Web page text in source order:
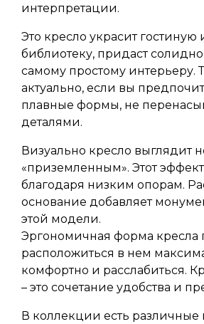
интерпретации.
Это кресло украсит гостиную
библиотеку, придаст
самому простому интерьеру.
актуально, если вы
плавные формы, не
деталями.
Визуально кресло выглядит
«приземленным». Этот эффект
благодаря низким опорам.
основание добавляет
этой модели.
Эргономичная форма кресла
расположиться в нем
комфортно и расслабиться.
– это сочетание удобства и
В коллекции есть различные